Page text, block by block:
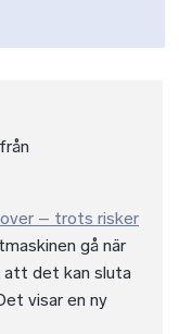
– trots risker
gå när
att det kan sluta
visar en ny